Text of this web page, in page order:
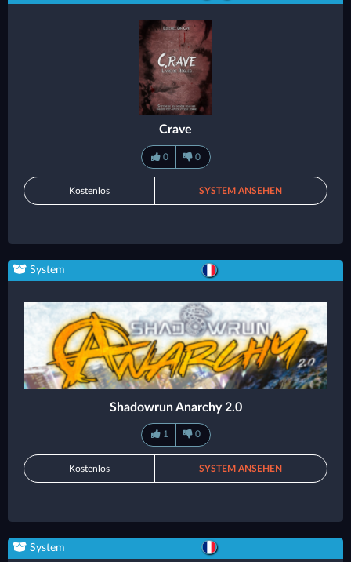
Crave
0 0
Kostenlos SYSTEM ANSEHEN
System
Shadowrun Anarchy 2.0
1 0
Kostenlos SYSTEM ANSEHEN
System